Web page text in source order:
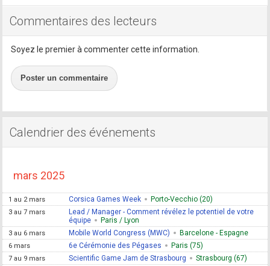
Commentaires des lecteurs
Soyez le premier à commenter cette information.
Poster un commentaire
Calendrier des événements
mars 2025
1 au 2 mars Corsica Games Week Porto-Vecchio (20)
3 au 7 mars
Lead / Manager - Comment révélez le potentiel de votre
équipe
Paris / Lyon
3 au 6 mars Mobile World Congress (MWC) Barcelone - Espagne
6 mars 6e Cérémonie des Pégases Paris (75)
7 au 9 mars Scientific Game Jam de Strasbourg Strasbourg (67)